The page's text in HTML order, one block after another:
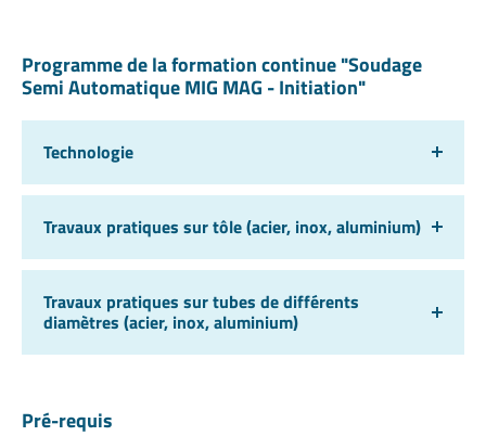
Programme de la formation continue "Soudage
Semi Automatique MIG MAG - Initiation"
Technologie
Travaux pratiques sur tôle (acier, inox, aluminium)
Travaux pratiques sur tubes de différents
diamètres (acier, inox, aluminium)
Pré-requis